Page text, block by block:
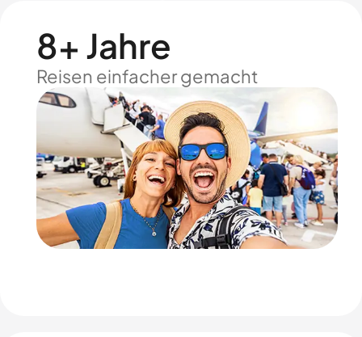
8+ Jahre
Reisen einfacher gemacht